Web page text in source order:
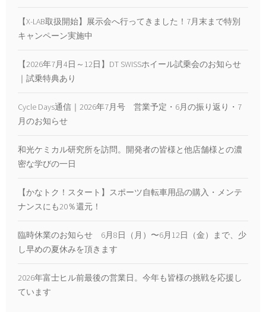
【X-LAB取扱開始】展示会へ行ってきました！7月末まで特別
キャンペーン実施中
【2026年7月4日～12日】DT SWISSホイール試乗会のお知らせ
｜試乗特典あり
Cycle Days通信｜2026年7月号 営業予定・6月の振り返り・7
月のお知らせ
和光ケミカル研究所を訪問。開発者の皆様と他店舗様との濃
密な学びの一日
【かなトク！スタート】スポーツ自転車用品の購入・メンテ
ナンスにも20％還元！
臨時休業のお知らせ 6月8日（月）〜6月12日（金）まで、少
し早めの夏休みを頂きます
2026年富士ヒル前最後の営業日。今年も皆様の挑戦を応援し
ています